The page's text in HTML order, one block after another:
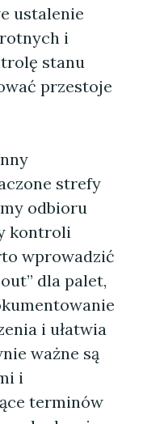
ustalenie
i
stanu
przestoje
strefy
odbioru
kontroli
wprowadzić
dla palet,
i ułatwia
ważne są
i
terminów